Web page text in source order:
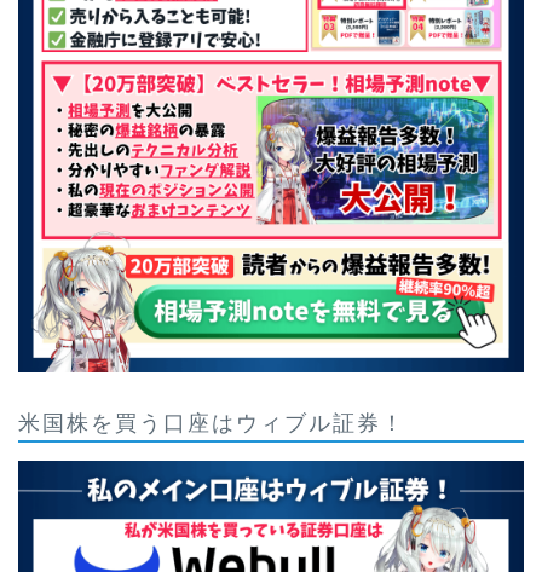
米国株を買う口座はウィブル証券！